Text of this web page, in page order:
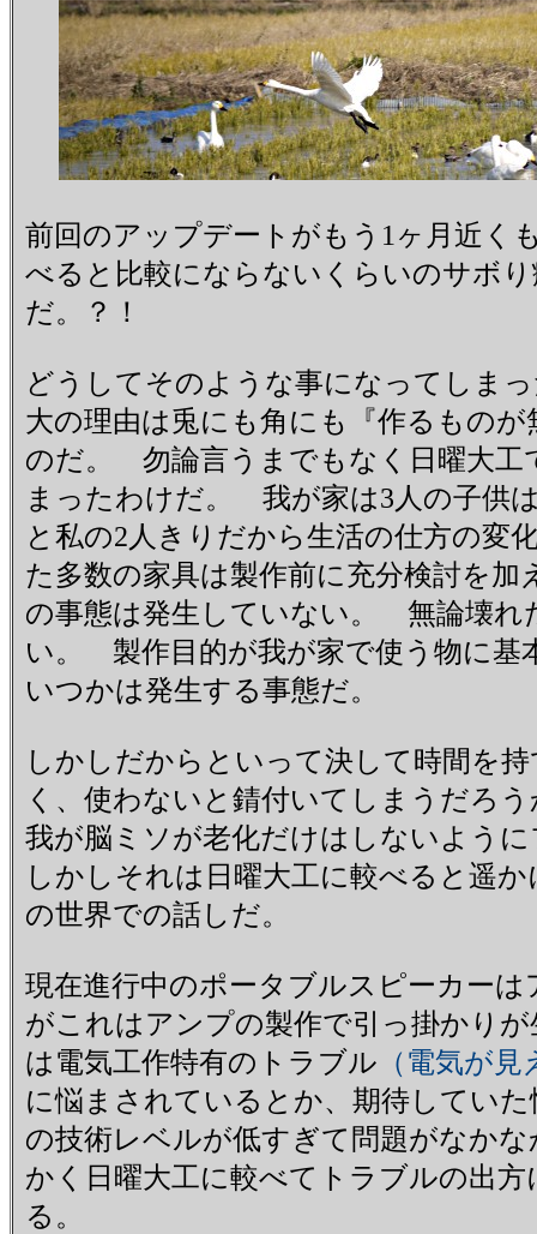
前回のアップデートがもう1ヶ月近く
べると比較にならないくらいのサボ
だ。？！
どうしてそのような事になってしま
大の理由は兎にも角にも『作るもの
のだ。 勿論言うまでもなく日曜大工
まったわけだ。 我が家は3人の子供
と私の2人きりだから生活の仕方の変
た多数の家具は製作前に充分検討を
の事態は発生していない。 無論壊れ
い。 製作目的が我が家で使う物に基
いつかは発生する事態だ。
しかしだからといって決して時間を
く、使わないと錆付いてしまうだろ
我が脳ミソが老化だけはしないよう
しかしそれは日曜大工に較べると遥
の世界での話しだ。
現在進行中のポータブルスピーカー
がこれはアンプの製作で引っ掛かり
は電気工作特有のトラブル （電気が
に悩まされているとか、期待してい
の技術レベルが低すぎて問題がなか
かく日曜大工に較べてトラブルの出
る。